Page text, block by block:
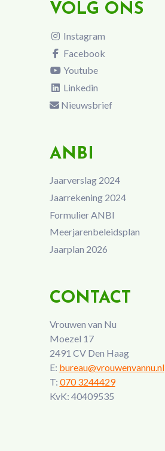
VOLG ONS
Instagram
Facebook
Youtube
Linkedin
Nieuwsbrief
ANBI
Jaarverslag 2024
Jaarrekening 2024
Formulier ANBI
Meerjarenbeleidsplan
Jaarplan 2026
CONTACT
Vrouwen van Nu
Moezel 17
2491 CV Den Haag
E: bureau@vrouwenvannu.nl
T: 070 3244429
KvK: 40409535